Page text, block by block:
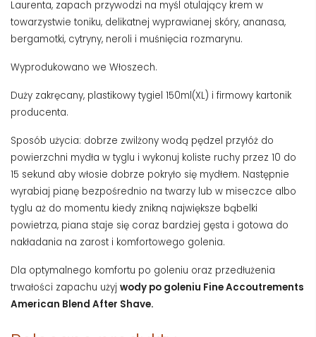
Laurenta, zapach przywodzi na myśl otulający krem ​​w
towarzystwie toniku, delikatnej wyprawianej skóry, ananasa,
bergamotki, cytryny, neroli i muśnięcia rozmarynu.
Wyprodukowano we Włoszech.
Duży zakręcany, plastikowy tygiel 150ml(XL) i firmowy kartonik
producenta.
Sposób użycia: dobrze zwilżony wodą pędzel przyłóż do
powierzchni mydła w tyglu i wykonuj koliste ruchy przez 10 do
15 sekund aby włosie dobrze pokryło się mydłem. Następnie
wyrabiaj pianę bezpośrednio na twarzy lub w miseczce albo
tyglu aż do momentu kiedy znikną największe bąbelki
powietrza, piana staje się coraz bardziej gęsta i gotowa do
nakładania na zarost i komfortowego golenia.
Dla optymalnego komfortu po goleniu oraz przedłużenia
trwałości zapachu użyj wody po goleniu Fine Accoutrements
American Blend After Shave.